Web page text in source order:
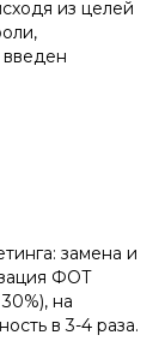
из целей
замена и
ФОТ
на
в 3-4 раза.